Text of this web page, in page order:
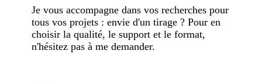
Je vous accompagne dans vos recherches pour
tous vos projets : envie d'un tirage ? Pour en
choisir la qualité, le support et le format,
n'hésitez pas à me demander.